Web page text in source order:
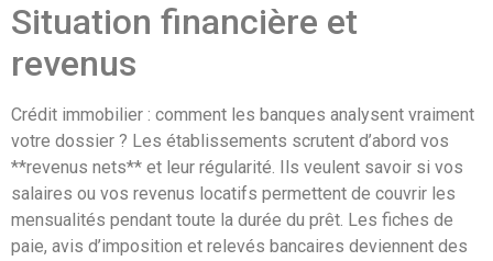
Situation financière et
revenus
Crédit immobilier : comment les banques analysent vraiment
votre dossier ? Les établissements scrutent d’abord vos
**revenus nets** et leur régularité. Ils veulent savoir si vos
salaires ou vos revenus locatifs permettent de couvrir les
mensualités pendant toute la durée du prêt. Les fiches de
paie, avis d’imposition et relevés bancaires deviennent des